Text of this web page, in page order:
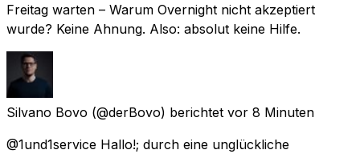
Freitag warten – Warum Overnight nicht akzeptiert
wurde? Keine Ahnung. Also: absolut keine Hilfe.
Silvano Bovo (@derBovo) berichtet vor 8 Minuten
@1und1service Hallo!; durch eine unglückliche